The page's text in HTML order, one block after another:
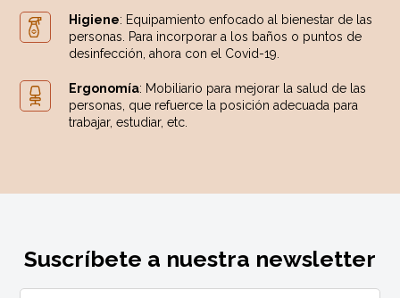
Higiene: Equipamiento enfocado al bienestar de las
personas. Para incorporar a los baños o puntos de
desinfección, ahora con el Covid-19.
Ergonomía: Mobiliario para mejorar la salud de las
personas, que refuerce la posición adecuada para
trabajar, estudiar, etc.
Suscríbete a nuestra newsletter